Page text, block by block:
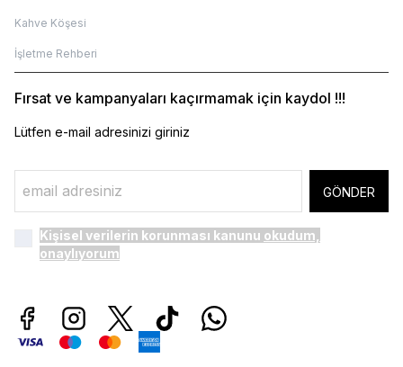
Kahve Köşesi
İşletme Rehberi
Fırsat ve kampanyaları kaçırmamak için kaydol !!!
Lütfen e-mail adresinizi giriniz
GÖNDER
Kişisel verilerin korunması kanunu okudum,
onaylıyorum